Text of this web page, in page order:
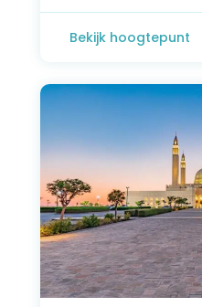
Bekijk hoogtepunt